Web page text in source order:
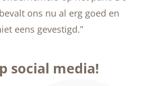
ons nu al erg goed en
eens gevestigd.”
social media!